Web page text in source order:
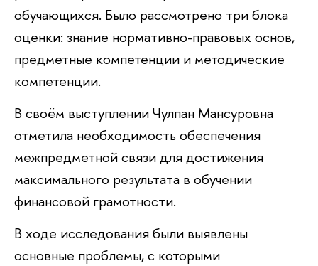
обучающихся. Было рассмотрено три блока
оценки: знание нормативно-правовых основ,
предметные компетенции и методические
компетенции.
В своём выступлении Чулпан Мансуровна
отметила необходимость обеспечения
межпредметной связи для достижения
максимального результата в обучении
финансовой грамотности.
В ходе исследования были выявлены
основные проблемы, с которыми